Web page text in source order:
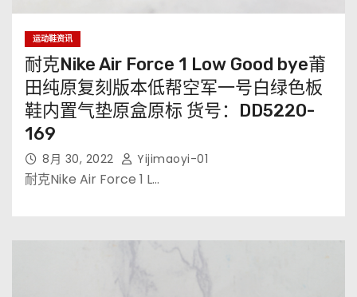
运动鞋资讯
耐克Nike Air Force 1 Low Good bye莆
田纯原复刻版本低帮空军一号白绿色板
鞋内置气垫原盒原标 货号：DD5220-
169
8月 30, 2022 Yijimaoyi-01
耐克Nike Air Force 1 L…